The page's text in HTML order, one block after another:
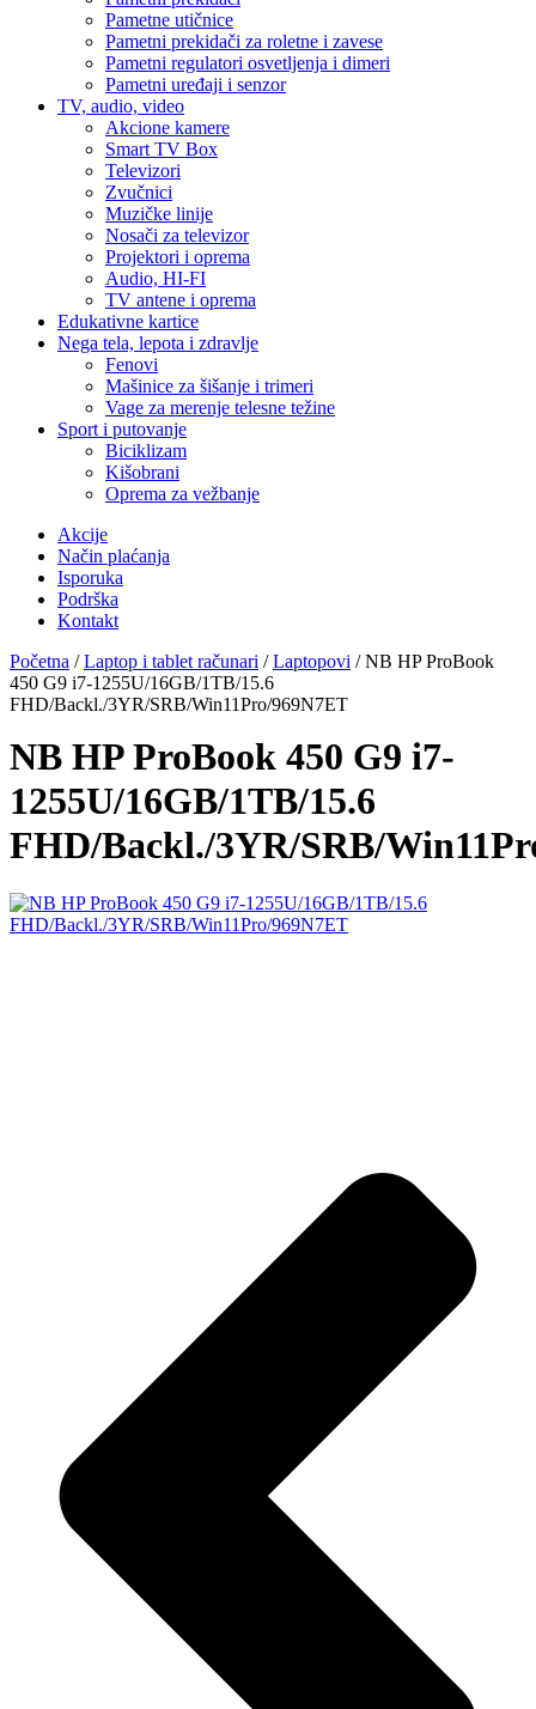
Pametne utičnice
Pametni prekidači za roletne i zavese
Pametni regulatori osvetljenja i dimeri
Pametni uređaji i senzor
TV, audio, video
Akcione kamere
Smart TV Box
Televizori
Zvučnici
Muzičke linije
Nosači za televizor
Projektori i oprema
Audio, HI-FI
TV antene i oprema
Edukativne kartice
Nega tela, lepota i zdravlje
Fenovi
Mašinice za šišanje i trimeri
Vage za merenje telesne težine
Sport i putovanje
Biciklizam
Kišobrani
Oprema za vežbanje
Akcije
Način plaćanja
Isporuka
Podrška
Kontakt
Početna /Laptop i tablet računari /Laptopovi / NB HP ProBook
450 G9 i7-1255U/16GB/1TB/15.6
FHD/Backl./3YR/SRB/Win11Pro/969N7ET
NB HP ProBook 450 G9 i7-
1255U/16GB/1TB/15.6
FHD/Backl./3YR/SRB/